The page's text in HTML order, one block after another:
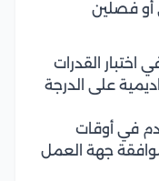
أو فصلين
اختبار القدرات
على الدرجة
في أوقات
موافقة جهة العمل